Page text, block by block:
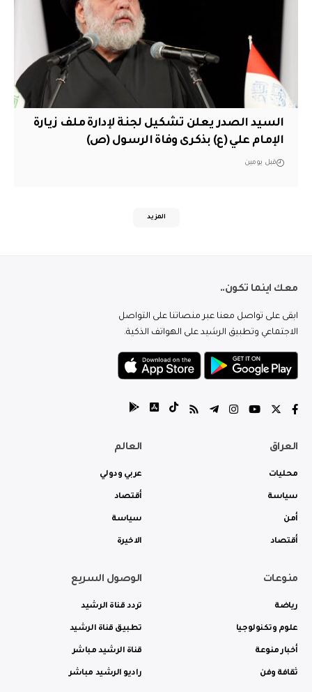
السيد الصدر يعلن تشكيل لجنة لإدارة ملف زيارة
الإمام علي (ع) بذكرى وفاة الرسول (ص)
قبل يومين
المزيد
معك اينما تكون..
ابقى على تواصل معنا عبر منصاتنا على التواصل
الاجتماعي وتطبيق الرشيد على الهواتف الذكية.
العراق
محليات
سياسة
أمن
أقتصاد
العالم
عربي ودولي
أقتصاد
سياسة
الاخيرة
منوعات
رياضة
علوم وتكنولوجيا
أخبار منوعة
ثقافة وفن
الوصول السريع
تردد قناة الرشيد
تطبيق قناة الرشيد
قناة الرشيد مباشر
راديو الرشيد مباشر